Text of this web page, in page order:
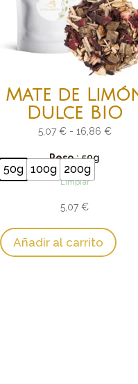
Mate de
Dulce BIO
5,07 € - 16,86 €Rango
16,86
Peso : 50g
50g 100g 200g
Limpiar
5,07€
Añadir al carrito